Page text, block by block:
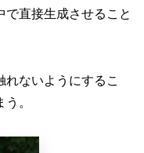
で直接生成させること
ないようにするこ
。